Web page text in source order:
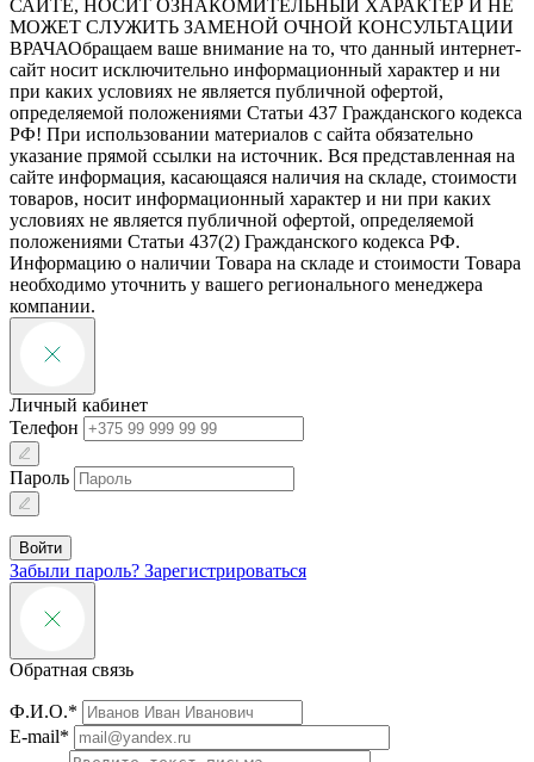
САЙТЕ, НОСИТ ОЗНАКОМИТЕЛЬНЫЙ ХАРАКТЕР И НЕ
МОЖЕТ СЛУЖИТЬ ЗАМЕНОЙ ОЧНОЙ КОНСУЛЬТАЦИИ
ВРАЧАОбращаем ваше внимание на то, что данный интернет-
сайт носит исключительно информационный характер и ни
при каких условиях не является публичной офертой,
определяемой положениями Статьи 437 Гражданского кодекса
РФ! При использовании материалов с сайта обязательно
указание прямой ссылки на источник. Вся представленная на
сайте информация, касающаяся наличия на складе, стоимости
товаров, носит информационный характер и ни при каких
условиях не является публичной офертой, определяемой
положениями Статьи 437(2) Гражданского кодекса РФ.
Информацию о наличии Товара на складе и стоимости Товара
необходимо уточнить у вашего регионального менеджера
компании.
Личный кабинет
Телефон
Пароль
Войти
Забыли пароль? Зарегистрироваться
Обратная связь
Ф.И.О.*
E-mail*